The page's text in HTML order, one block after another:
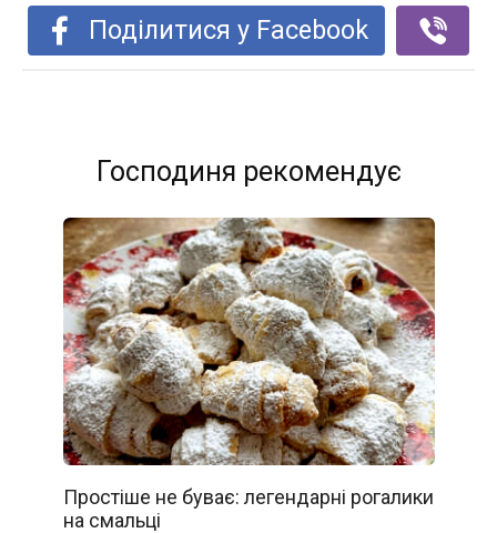
Поділитися у Facebook
Господиня рекомендує
Простіше не буває: легендарні рогалики
на смальці